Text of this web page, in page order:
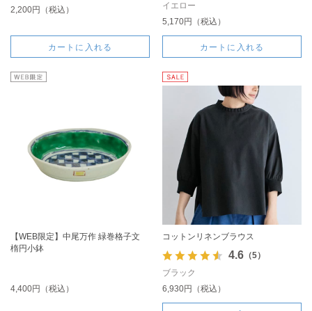
2,200円（税込）
カートに入れる
イエロー
5,170円（税込）
カートに入れる
【WEB限定】中尾万作 緑巻格子文
楕円小鉢
4,400円（税込）
コットンリネンブラウス
4.6（5）
ブラック
6,930円（税込）